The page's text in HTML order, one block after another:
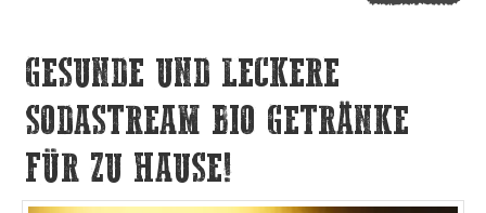
GESUNDE UND LECKERE
SODASTREAM BIO GETRÄNKE
FÜR ZU HAUSE!